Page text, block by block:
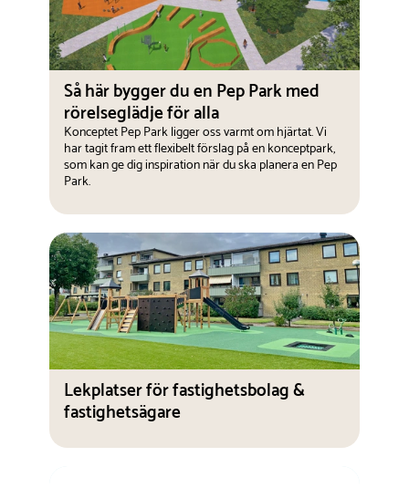
Så här bygger du en Pep Park med
rörelseglädje för alla
Konceptet Pep Park ligger oss varmt om hjärtat. Vi
har tagit fram ett flexibelt förslag på en konceptpark,
som kan ge dig inspiration när du ska planera en Pep
Park.
Lekplatser för fastighetsbolag &
fastighetsägare